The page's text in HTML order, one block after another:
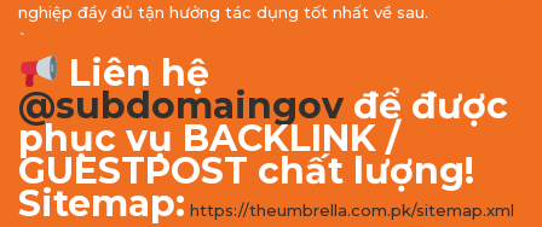
nghiệp đầy đủ tận hưởng tác dụng tốt nhất về sau.
`
Liên hệ
@subdomaingov để được
phục vụ BACKLINK /
GUESTPOST chất lượng!
Sitemap: https://theumbrella.com.pk/sitemap.xml